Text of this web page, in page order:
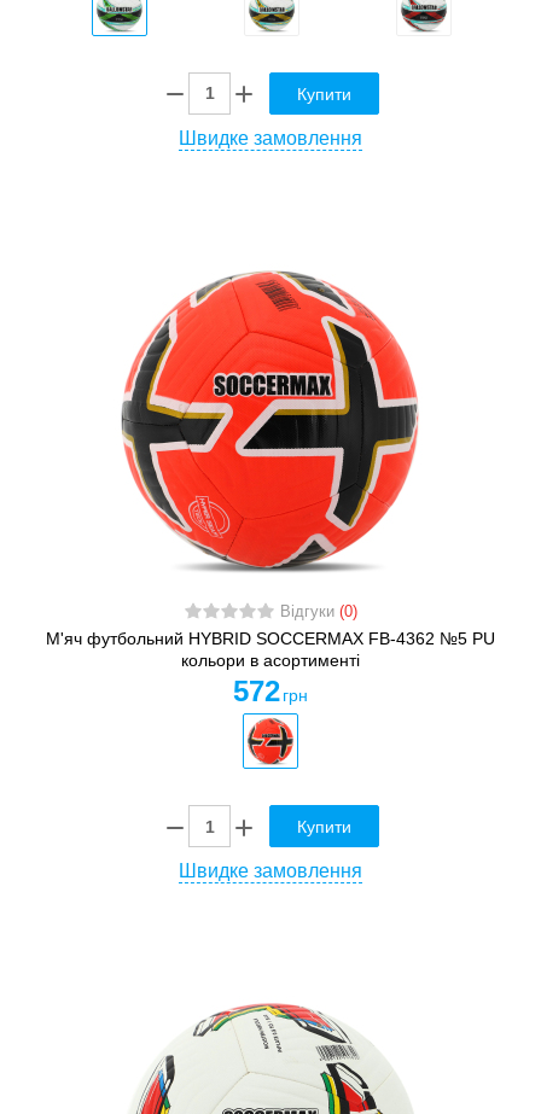
Купити
Швидке замовлення
Відгуки (0)
М'яч футбольний HYBRID SOCCERMAX FB-4362 №5 PU
кольори в асортименті
572 грн
Купити
Швидке замовлення